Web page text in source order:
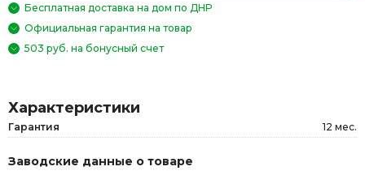
Бесплатная доставка на дом по ДНР
Официальная гарантия на товар
503 руб. на бонусный счет
Характеристики
Гарантия 12 мес.
Заводские данные о товаре